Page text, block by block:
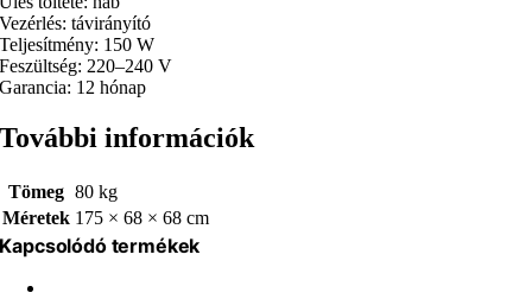
Vezérlés: távirányító
Teljesítmény: 150 W
Feszültség: 220–240 V
Garancia: 12 hónap
További információk
Tömeg 80 kg
Méretek 175 × 68 × 68 cm
Kapcsolódó termékek